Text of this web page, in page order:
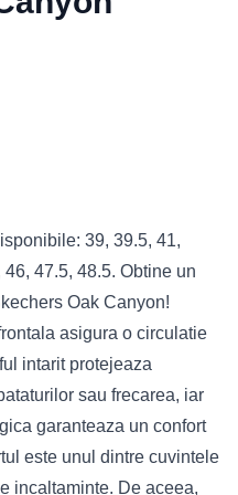
39, 39.5, 41,
47.5, 48.5. Obtine un
Oak Canyon!
asigura o circulatie
intarit protejeaza
sau frecarea, iar
garanteaza un confort
este unul dintre cuvintele
incaltaminte. De aceea,